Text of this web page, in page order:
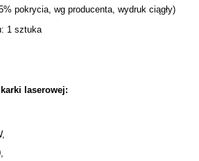
pokrycia, wg producenta, wydruk ciągły)
1 sztuka
laserowej: